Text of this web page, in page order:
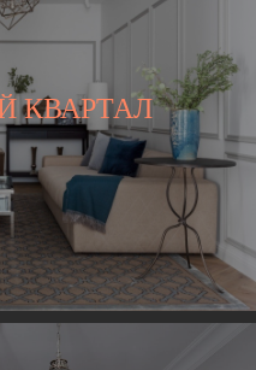
КВАРТАЛ